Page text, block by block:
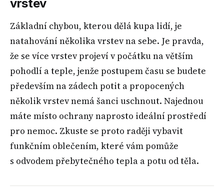
vrstev
Základní chybou, kterou dělá kupa lidí, je
natahování několika vrstev na sebe. Je pravda,
že se více vrstev projeví v počátku na větším
pohodlí a teple, jenže postupem času se budete
především na zádech potit a propocených
několik vrstev nemá šanci uschnout. Najednou
máte místo ochrany naprosto ideální prostředí
pro nemoc. Zkuste se proto raději vybavit
funkčním oblečením, které vám pomůže
s odvodem přebytečného tepla a potu od těla.